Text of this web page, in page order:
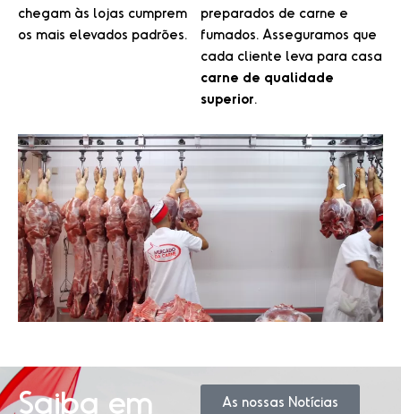
chegam às lojas cumprem
os mais elevados padrões.
preparados de carne e
fumados. Asseguramos que
cada cliente leva para casa
carne de qualidade
superior.
Saiba em
As nossas Notícias